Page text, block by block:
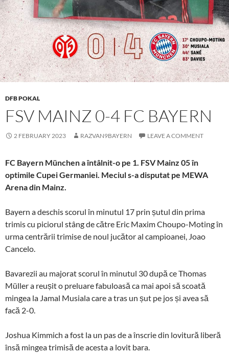
DFB POKAL
FSV MAINZ 0-4 FC BAYERN
2 FEBRUARY 2023 RAZVAN9BAYERN LEAVE A COMMENT
FC Bayern München a întâlnit-o pe 1. FSV Mainz 05 în
optimile Cupei Germaniei. Meciul s-a disputat pe MEWA
Arena din Mainz.
Bayern a deschis scorul în minutul 17 prin șutul din prima
trimis cu piciorul stâng de către Eric Maxim Choupo-Moting în
urma centrării trimise de noul jucător al campioanei, Joao
Cancelo.
Bavarezii au majorat scorul în minutul 30 după ce Thomas
Müller a reușit o preluare fabuloasă ca mai apoi să scoată
mingea la Jamal Musiala care a tras un șut pe jos și avea să
facă 2-0.
Joshua Kimmich a fost la un pas de a înscrie din lovitură liberă
însă mingea trimisă de acesta a lovit bara.